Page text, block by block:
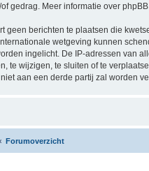
gedrag. Meer informatie over
geen berichten te plaatsen die
wetgeving kunnen
ingelicht. De IP-adressen van
te wijzigen, te sluiten of te
aan een derde partij zal worden
Forumoverzicht